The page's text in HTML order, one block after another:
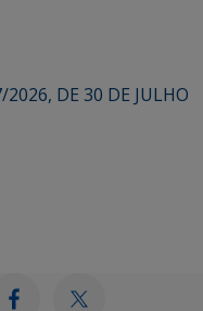
DE 30 DE JULHO